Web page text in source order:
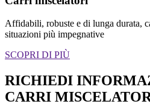
Affidabili, robuste e di lunga durata,
situazioni più impegnative
SCOPRI DI PIÙ
RICHIEDI
CARRI